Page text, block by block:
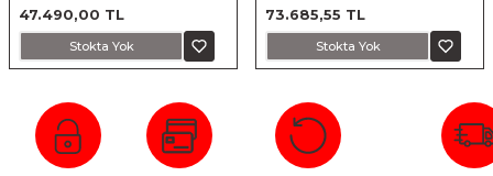
47.490,00 TL
Stokta Yok
73.685,55 TL
Stokta Yok